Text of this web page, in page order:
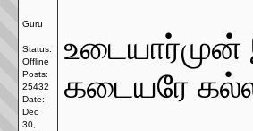
Guru
Status:
Offline
Posts:
25432
Date:
Dec
30,
உடையார்முன்